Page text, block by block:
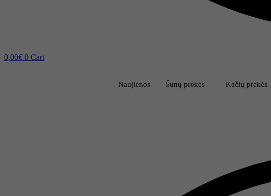
0,00€ 0 Cart
Naujienos Šunų prekės Kačių prekės